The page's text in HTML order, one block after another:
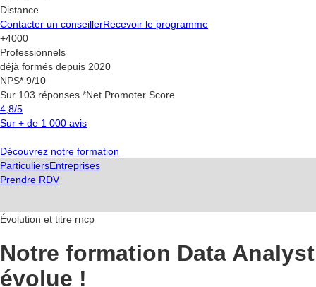
Distance
Contacter un conseillerRecevoir le programme
+4000
Professionnels
déjà formés depuis 2020
NPS* 9/10
Sur 103 réponses.*Net Promoter Score
4,8/5
Sur + de 1 000 avis
Découvrez notre formation
ParticuliersEntreprises
Prendre RDV
Évolution et titre rncp
Notre formation Data Analyst
évolue !